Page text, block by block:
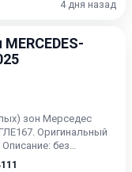
4 дня назад
зон Мерседес
Оригинальный
без